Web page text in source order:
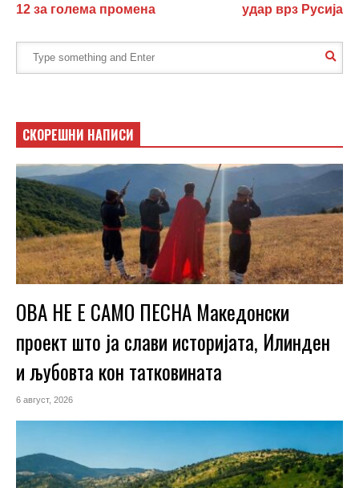
12 за голема промена удар врз Русија
СКОРЕШНИ НАПИСИ
ОВА НЕ Е САМО ПЕСНА Македонски
проект што ја слави историјата, Илинден
и љубовта кон татковината
6 август, 2026